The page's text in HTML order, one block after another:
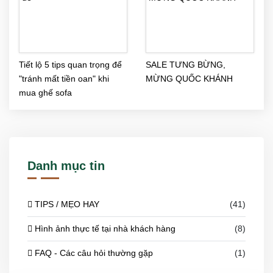
Tiết lộ 5 tips quan trọng để
"tránh mất tiền oan" khi
mua ghế sofa
SALE TƯNG BỪNG,
MỪNG QUỐC KHÁNH
Danh mục tin
TIPS / MẸO HAY (41)
Hình ảnh thực tế tại nhà khách hàng (8)
FAQ - Các câu hỏi thường gặp (1)